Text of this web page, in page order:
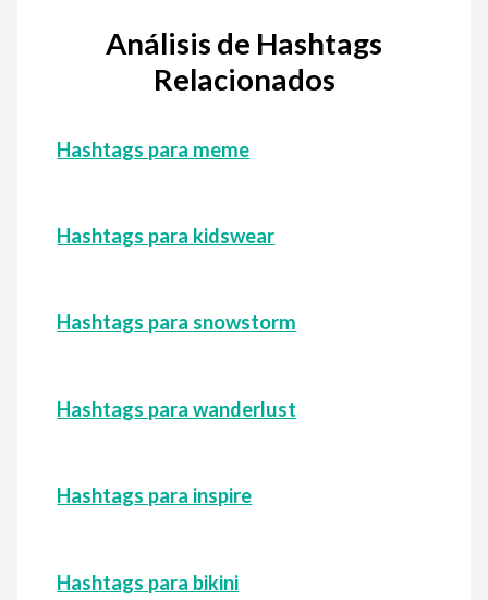
Análisis de Hashtags
Relacionados
Hashtags para meme
Hashtags para kidswear
Hashtags para snowstorm
Hashtags para wanderlust
Hashtags para inspire
Hashtags para bikini